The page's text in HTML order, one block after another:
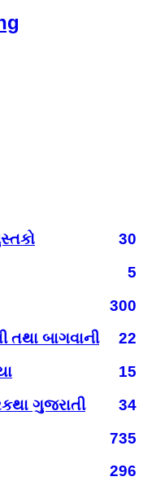
30
5
300
બાગવાની
22
15
ગુજરાતી
34
735
296